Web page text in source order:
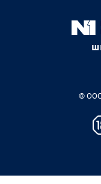
© ООО